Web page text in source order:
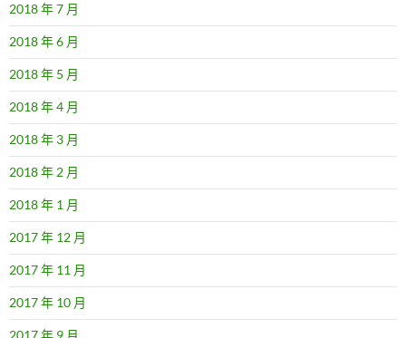
2018 年 7 月
2018 年 6 月
2018 年 5 月
2018 年 4 月
2018 年 3 月
2018 年 2 月
2018 年 1 月
2017 年 12 月
2017 年 11 月
2017 年 10 月